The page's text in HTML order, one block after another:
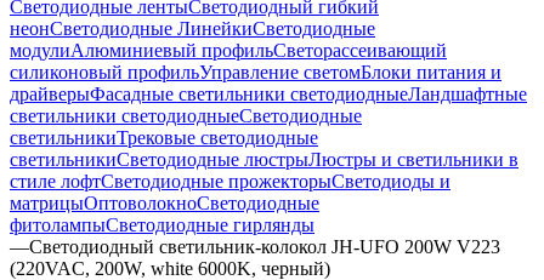
Светодиодные лентыСветодиодный гибкий
неонСветодиодные ЛинейкиСветодиодные
модулиАлюминиевый профильСветорассеивающий
силиконовый профильУправление светомБлоки питания и
драйверыФасадные светильники светодиодныеЛандшафтные
светильники светодиодныеСветодиодные
светильникиТрековые светодиодные
светильникиСветодиодные люстрыЛюстры и светильники в
стиле лофтСветодиодные прожекторыСветодиоды и
матрицыОптоволокноСветодиодные
фитолампыСветодиодные гирлянды
—Светодиодный светильник-колокол JH-UFO 200W V223
(220VAC, 200W, white 6000K, черный)